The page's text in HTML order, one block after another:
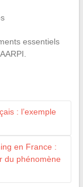
essentiels
: l’exemple
en France :
du phénomène